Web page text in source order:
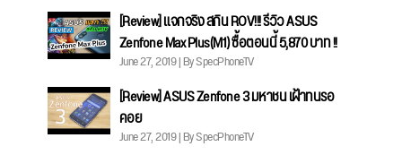
[Review] แจกจริง สกิน ROV!!! รีวิว ASUS
Zenfone Max Plus(M1) ซื้อตอนนี้ 5,870 บาท !!
June 27, 2019 | By SpecPhoneTV
[Review] ASUS Zenfone 3 มหาชน เฝ้าทนรอ
คอย
June 27, 2019 | By SpecPhoneTV